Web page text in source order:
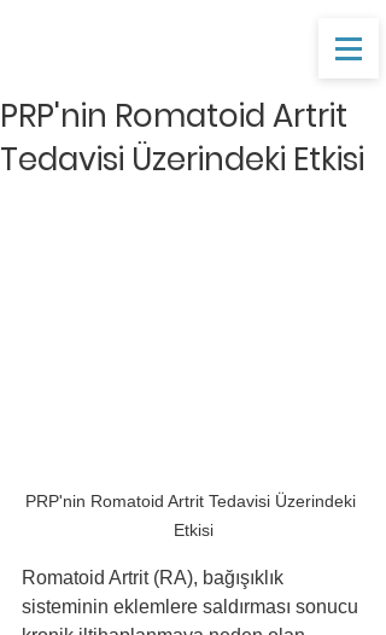
PRP'nin Romatoid Artrit
Tedavisi Üzerindeki Etkisi
PRP'nin Romatoid Artrit Tedavisi Üzerindeki
Etkisi
Romatoid Artrit (RA), bağışıklık
sisteminin eklemlere saldırması sonucu